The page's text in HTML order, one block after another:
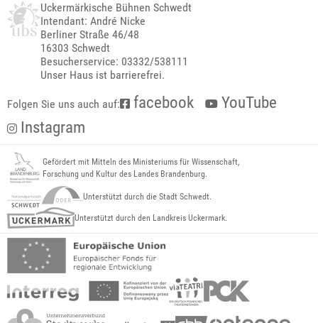
Uckermärkische Bühnen Schwedt
Intendant: André Nicke
Berliner Straße 46/48
16303 Schwedt
Besucherservice: 03332/538111
Unser Haus ist barrierefrei.
Folgen Sie uns auch auf: facebook
YouTube
Instagram
Gefördert mit Mitteln des Ministeriums für Wissenschaft,
Forschung und Kultur des Landes Brandenburg.
Unterstützt durch die Stadt Schwedt.
Unterstützt durch den Landkreis Uckermark.